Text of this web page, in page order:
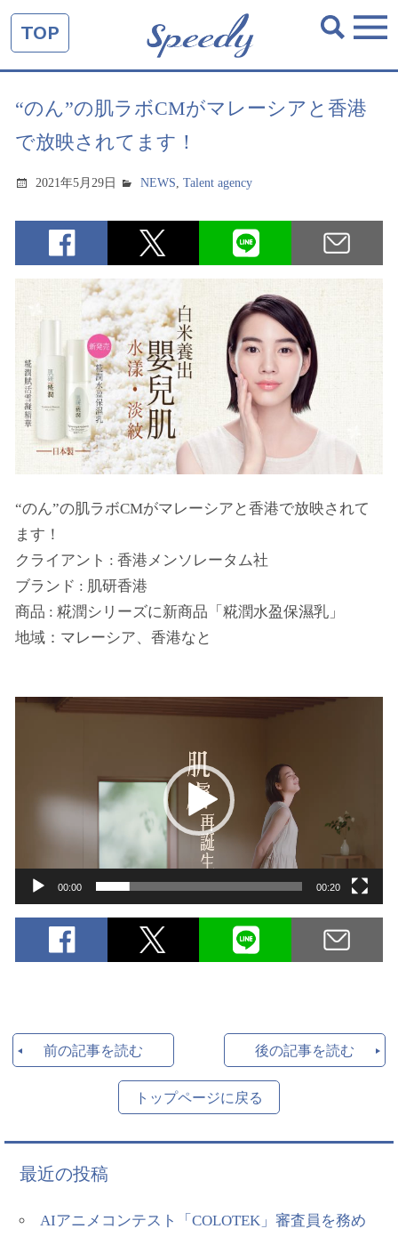
TOP
“のん”の肌ラボCMがマレーシアと香港
で放映されてます！
2021年5月29日 NEWS,Talent agency
“のん”の肌ラボCMがマレーシアと香港で放映されて
ます！
クライアント : 香港メンソレータム社
ブランド : 肌研香港
商品 : 糀潤シリーズに新商品「糀潤水盈保濕乳」
地域：マレーシア、香港なと
動
00:00 00:20
前の記事を読む 後の記事を読む
トップページに戻る
最近の投稿
AIアニメコンテスト「COLOTEK」審査員を務め